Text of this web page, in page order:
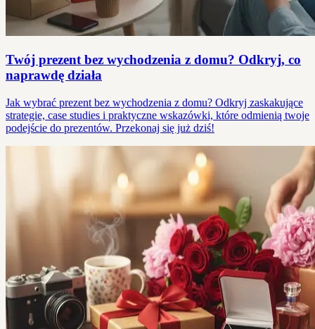
Twój prezent bez wychodzenia z domu? Odkryj, co
naprawdę działa
Jak wybrać prezent bez wychodzenia z domu? Odkryj zaskakujące
strategie, case studies i praktyczne wskazówki, które odmienią twoje
podejście do prezentów. Przekonaj się już dziś!